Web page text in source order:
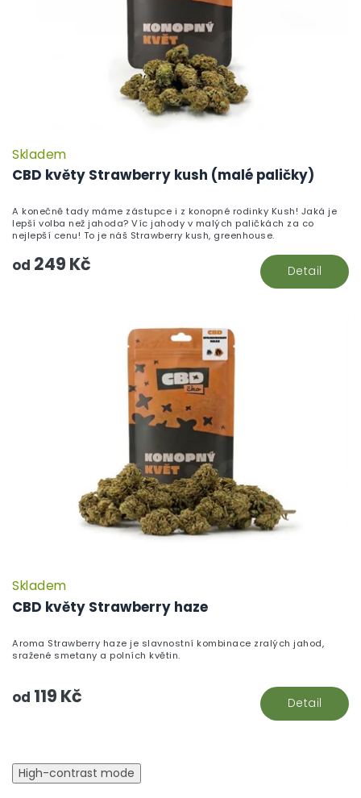
CBD květy Strawberry kush (malé paličky)
Skladem
od 249 Kč Detail
A konečně tady máme zástupce i z konopné rodinky Kush! Jaká je
lepší volba než jahoda? Víc jahody v malých paličkách za co
nejlepší cenu! To je náš Strawberry kush, greenhouse.
CBD květy Strawberry haze
Skladem
od 119 Kč Detail
Aroma Strawberry haze je slavnostní kombinace zralých jahod,
sražené smetany a polních květin.
High-contrast mode